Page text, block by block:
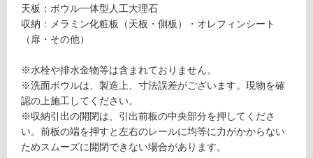
イ
ル
天板：ボウル一体型人工大理石
収納：メラミン化粧板（天板・側板）・オレフィンシート
（扉・その他）
※水栓や排水金物等は含まれておりません。
※洗面ボウルは、製造上、寸法誤差がございます。現物を確
認の上施工してください。
※収納引出の開閉は、引出前板の中央部分を押してくださ
い。前板の端を押すと左右のレールに均等に力がかからない
ためスムーズに開閉できない場合があります。